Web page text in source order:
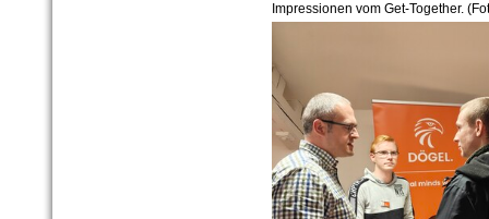
Impressionen vom Get-Together.